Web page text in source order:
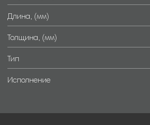
Длина, (мм)
Толщина, (мм)
Тип
Исполнение